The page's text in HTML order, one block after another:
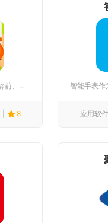
幼儿拼音面向3至7岁学龄前、幼小衔接儿童打造全套拼音启蒙学习...
8 应用软件